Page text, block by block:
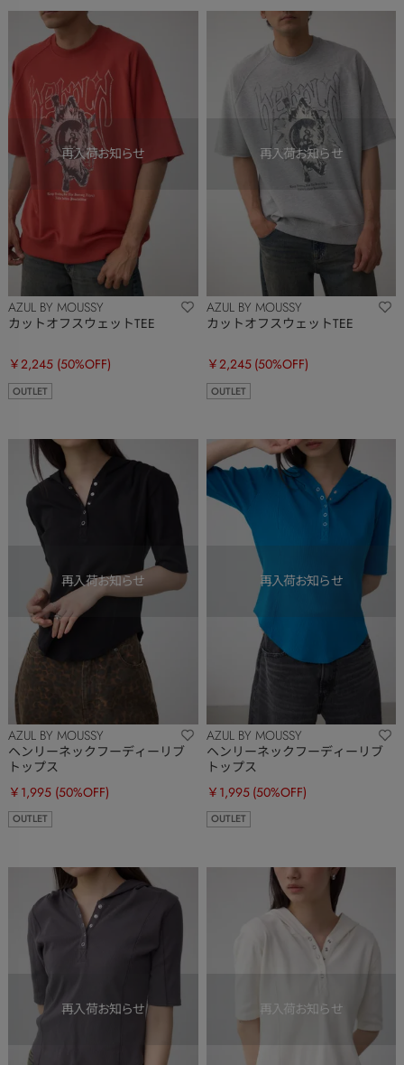
AZUL BY MOUSSY
カットオフスウェットTEE
￥2,245 (50%OFF)
OUTLET
AZUL BY MOUSSY
カットオフスウェットTEE
￥2,245 (50%OFF)
OUTLET
AZUL BY MOUSSY
ヘンリーネックフーディーリブ
トップス
￥1,995 (50%OFF)
OUTLET
AZUL BY MOUSSY
ヘンリーネックフーディーリブ
トップス
￥1,995 (50%OFF)
OUTLET